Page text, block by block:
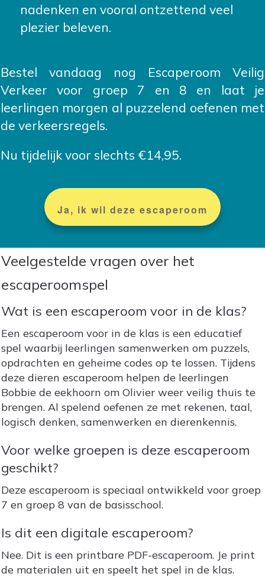
nadenken en vooral ontzettend veel
plezier beleven.
Bestel vandaag nog Escaperoom Veilig
Verkeer voor groep 7 en 8 en laat je
leerlingen morgen al puzzelend oefenen met
de verkeersregels.
Nu tijdelijk voor slechts €14,95.
Ja, ik wil deze escaperoom
Veelgestelde vragen over het
escaperoomspel
Wat is een escaperoom voor in de klas?
Een escaperoom voor in de klas is een educatief
spel waarbij leerlingen samenwerken om puzzels,
opdrachten en geheime codes op te lossen. Tijdens
deze dieren escaperoom helpen de leerlingen
Bobbie de eekhoorn om Olivier weer veilig thuis te
brengen. Al spelend oefenen ze met rekenen, taal,
logisch denken, samenwerken en dierenkennis.
Voor welke groepen is deze escaperoom
geschikt?
Deze escaperoom is speciaal ontwikkeld voor groep
7 en groep 8 van de basisschool.
Is dit een digitale escaperoom?
Nee. Dit is een printbare PDF-escaperoom. Je print
de materialen uit en speelt het spel in de klas.